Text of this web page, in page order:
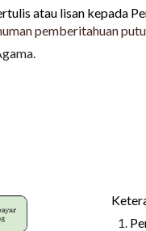
atau lisan kepada
pemberitahuan